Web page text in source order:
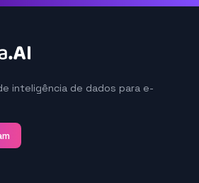
inteligência de dados para e-